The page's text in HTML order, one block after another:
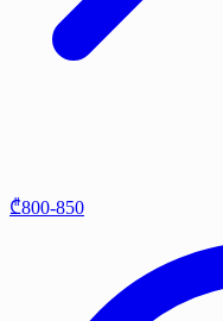
₾800-850